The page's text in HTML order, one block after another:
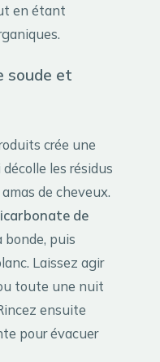
en étant
soude et
crée une
les résidus
de cheveux.
de
bonde, puis
Laissez agir
toute une nuit
ensuite
pour évacuer